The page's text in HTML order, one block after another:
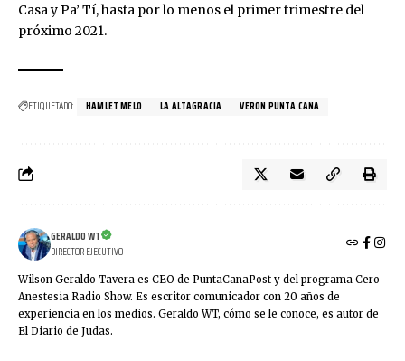
Casa y Pa’ Tí, hasta por lo menos el primer trimestre del
próximo 2021.
ETIQUETADO: HAMLET MELO LA ALTAGRACIA VERON PUNTA CANA
GERALDO WT
DIRECTOR EJECUTIVO
Wilson Geraldo Tavera es CEO de PuntaCanaPost y del programa Cero
Anestesia Radio Show. Es escritor comunicador con 20 años de
experiencia en los medios. Geraldo WT, cómo se le conoce, es autor de
El Diario de Judas.